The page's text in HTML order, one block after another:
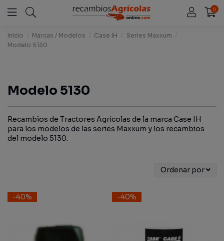
0
Inicio Marcas / Modelos Case IH
Series Maxxum
Modelo 5130
Modelo 5130
Recambios de Tractores Agrícolas de la marca Case IH
para los modelos de las series Maxxum y los recambios
del modelo 5130.
Ordenar por
-40% -40%